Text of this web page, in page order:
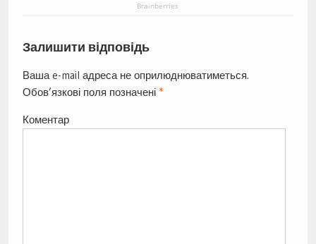
Brainberries
Залишити відповідь
Ваша e-mail адреса не оприлюднюватиметься.
Обов’язкові поля позначені *
Коментар